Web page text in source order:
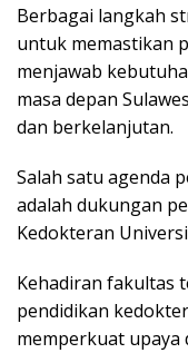
Berbagai langkah
untuk memastikan
menjawab
masa depan
dan berkelanjutan.
Salah satu agenda
adalah dukungan
Kedokteran
Kehadiran fakultas
pendidikan
memperkuat upaya